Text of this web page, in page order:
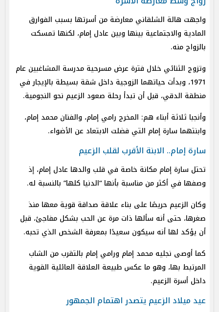
واجهت هالة الشلقاني معارضة من أسرتها بسبب الفوارق
المادية والاجتماعية بينها وبين عادل إمام، لكنها تمسكت
بالزواج منه.
وتزوج الثنائي خلال فترة عرض مسرحية مدرسة المشاغبين عام
1971، وبدأت حياتهما الزوجية داخل شقة بسيطة بالإيجار في
منطقة الدقي، قبل أن تبدأ رحلة صعود الزعيم نحو النجومية.
وأنجبا ثلاثة أبناء هم: المخرج رامي إمام، والفنان محمد إمام،
وابنتهما سارة إمام التي فضلت الابتعاد عن الأضواء.
سارة إمام.. الابنة الأقرب لقلب الزعيم
تحتل سارة إمام مكانة خاصة في قلب والدها عادل إمام، إذ
وصفها في أكثر من مناسبة بأنها “الدنيا كلها” بالنسبة له.
وكان الزعيم حريصًا على بناء علاقة صداقة قوية معها منذ
صغرها، حتى أنه سألها ذات مرة عن الحب بشكل مفاجئ، قبل
أن يؤكد لها أنه سيكون سعيدًا بمعرفة الشخص الذي تحبه.
كما أوصى نجليه محمد إمام ورامي إمام بالتقرب من الشاب
المرتبط بها، وهو ما عكس طبيعة العلاقة العائلية القوية
داخل أسرة الزعيم.
عيد ميلاد الزعيم يتصدر اهتمام الجمهور